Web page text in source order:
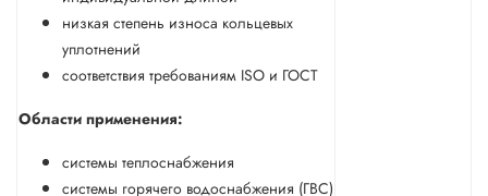
низкая степень износа кольцевых
уплотнений
соответствия требованиям ISO и ГОСТ
Области применения:
системы теплоснабжения
системы горячего водоснабжения (ГВС)